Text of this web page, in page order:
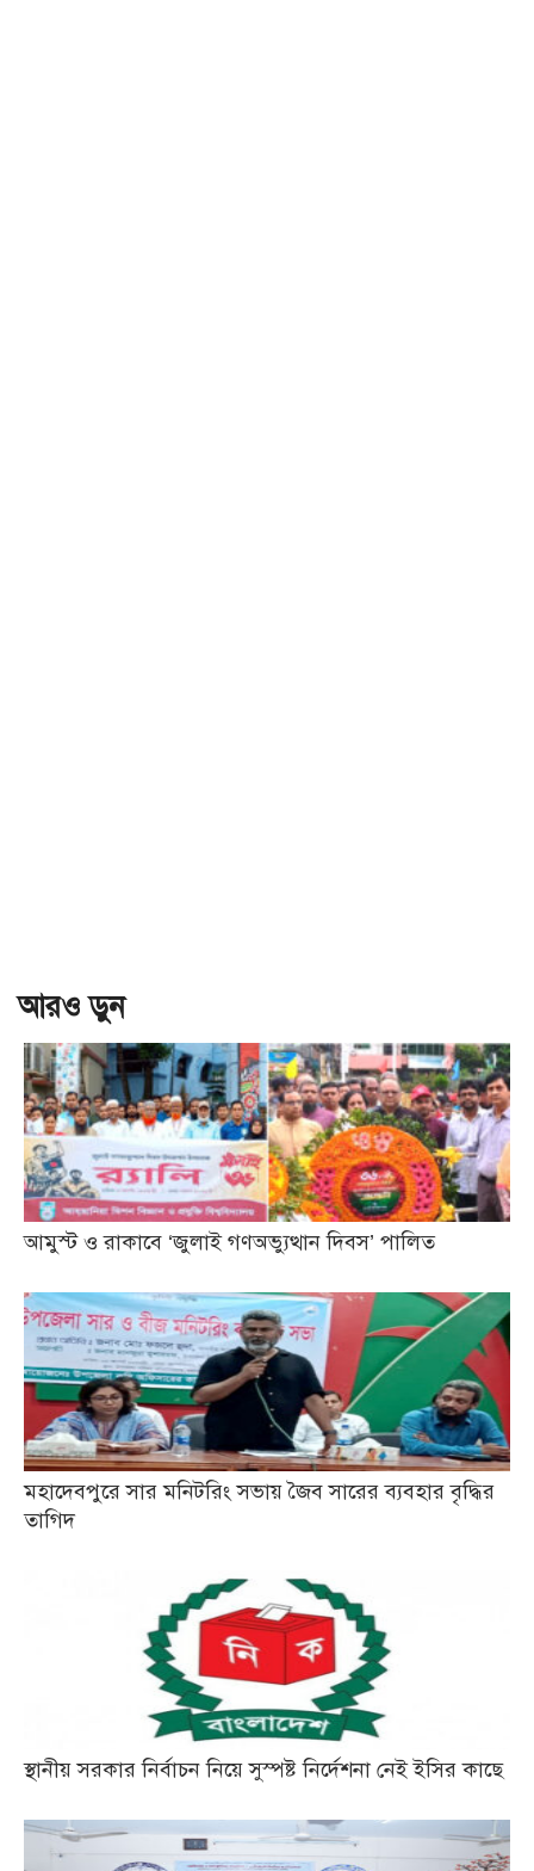
আরও ড়ুন
আমুস্ট ও রাকাবে ‘জুলাই গণঅভ্যুত্থান দিবস’ পালিত
মহাদেবপুরে সার মনিটরিং সভায় জৈব সারের ব্যবহার বৃদ্ধির
তাগিদ
স্থানীয় সরকার নির্বাচন নিয়ে সুস্পষ্ট নির্দেশনা নেই ইসির কাছে